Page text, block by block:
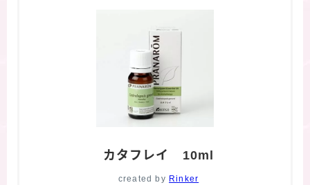
カタフレイ 10ml
created by Rinker